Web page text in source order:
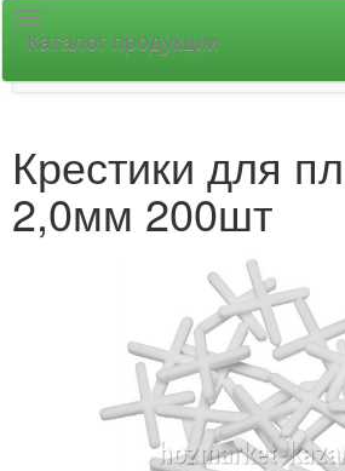
Каталог продукции
Крестики для
2,0мм 200шт